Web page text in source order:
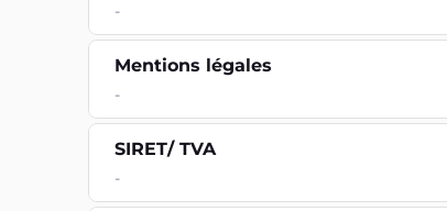
-
Mentions légales
-
SIRET/ TVA
-